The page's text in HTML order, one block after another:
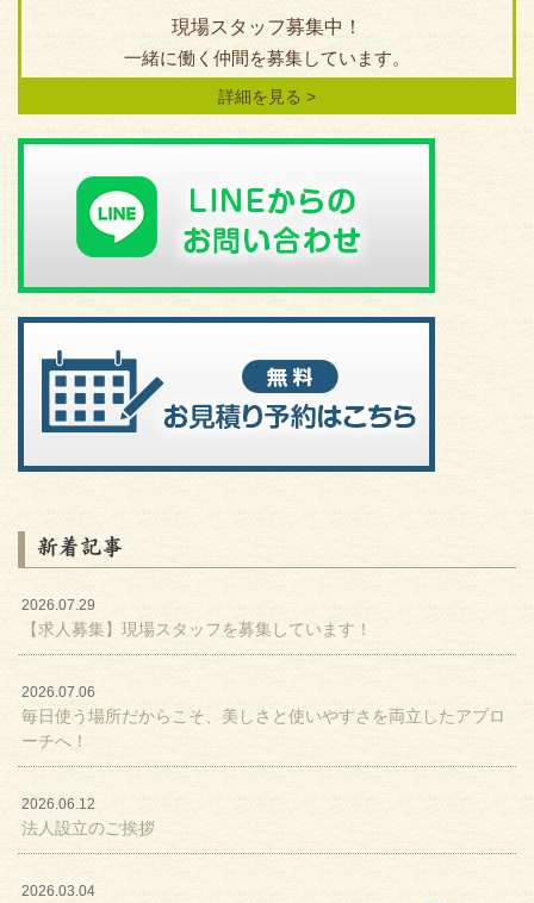
現場スタッフ募集中！
一緒に働く仲間を募集しています。
詳細を見る >
新着記事
2026.07.29
【求人募集】現場スタッフを募集しています！
2026.07.06
毎日使う場所だからこそ、美しさと使いやすさを両立したアプロ
ーチへ！
2026.06.12
法人設立のご挨拶
2026.03.04